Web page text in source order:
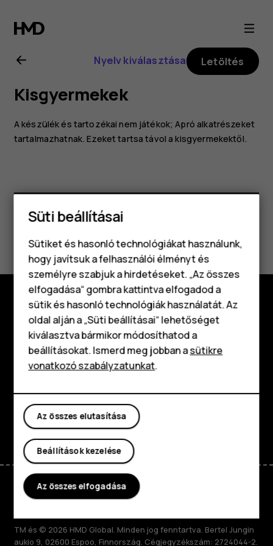
Nokia
4.2
felhasználói
kézikönyv
Okostelefonok
Klasszikus telefonok
Tartozékok
Táblagépek
Nyelv kiválasztása Letöltés
Kisgyermekek
A készülék és tartozékai nem játékok; Apró alkatrészeket
tartalmazhatnak. Ezeket tartsa távol a kisgyermekektől.
Igen Nem
Fedezd fel
Rólunk
Planet and people
Támogatás
FacebookInstagram
TiktokYoutubeLinkedin
TM és © 2026 HMD Global. Minden jog fenntartva. Bertel Jungin
aukio 9, 02600 Espoo, Finnország. Cégjegyzékszám: 2724044-2.
Süti beállításai
Sütiket és hasonló technológiákat használunk,
hogy javítsuk a felhasználói élményt és
személyre szabjuk a hirdetéseket. „Az összes
elfogadása“ gombra kattintva elfogadod a
sütik és hasonló technológiák használatát. Az
oldal alján a „Süti beállításai“ lehetőséget
kiválasztva bármikor módosíthatod a
beállításokat. Ismerd meg jobban asütikre
vonatkozó szabályzatunkat.
Az összes elutasítása
Beállítások kezelése
Az összes elfogadása